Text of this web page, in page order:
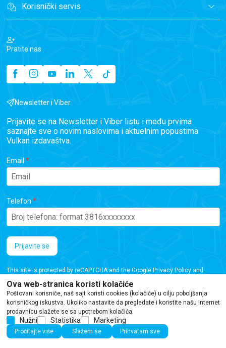
Korisnički servis
Pratite nas
Newsletter i Viber
Prijavite se na Newsletter i Viber listu i među prvima
saznajte sve o novim naslovima i aktuelnim popustima
Vulkan izdavaštva.
Email
Telefon
Prijavite se
This site is protected by reCAPTCHA and the Google Privacy Policyand
Iako se trudimo da budemo tačni, informacije na ovoj veb stranici mogu sadržati
greške ili propuste. Preporučujemo da proverite podatke pre kupovine.
Ova web-stranica koristi kolačiće
Poštovani korisniče, naš sajt koristi cookies (kolačiće) u cilju poboljšanja
korisničkog iskustva. Ukoliko nastavite da pregledate i koristite našu Internet
prodavnicu slažete se sa upotrebom kolačića.
Nužni Statistika Marketing
Pročitajte više Slažem se Prihvatam sve